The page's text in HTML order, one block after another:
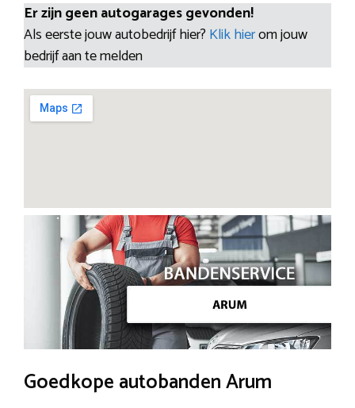
Er zijn geen autogarages gevonden!
Als eerste jouw autobedrijf hier? Klik hierom jouw
bedrijf aan te melden
Goedkope autobanden Arum